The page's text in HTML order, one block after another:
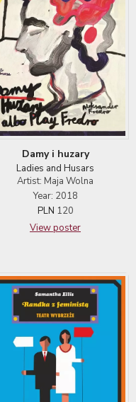
Damy i huzary
Ladies and Husars
Artist: Maja Wolna
Year: 2018
PLN 120
View poster